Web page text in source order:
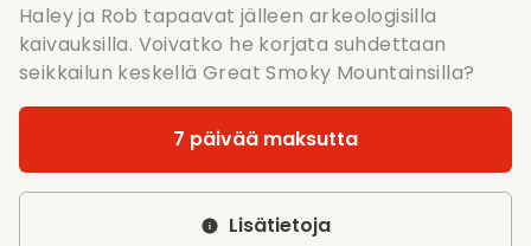
Haley ja Rob tapaavat jälleen arkeologisilla
kaivauksilla. Voivatko he korjata suhdettaan
seikkailun keskellä Great Smoky Mountainsilla?
7 päivää maksutta
Lisätietoja